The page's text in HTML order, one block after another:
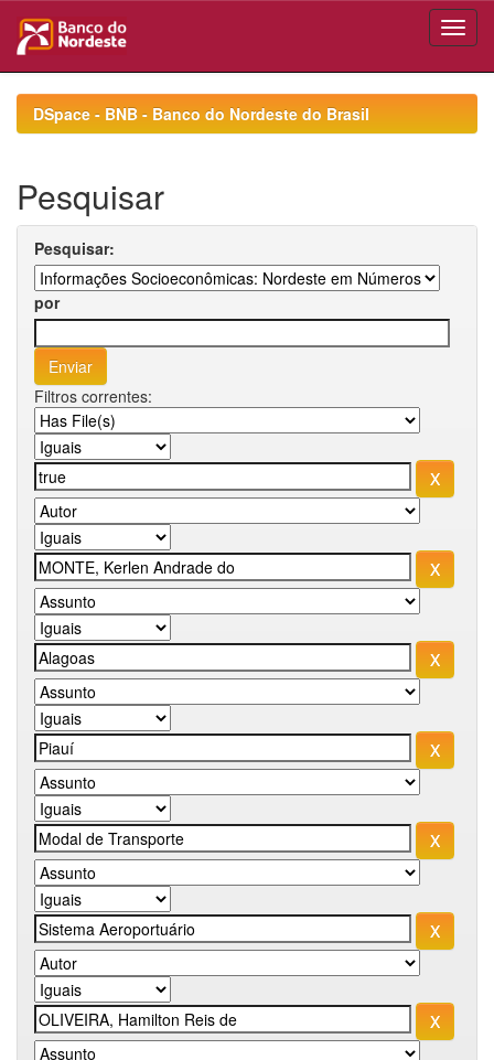
navigationDSpace - BNB - Banco do Nordeste do Brasil
Pesquisar
Pesquisar:
por
Filtros correntes: